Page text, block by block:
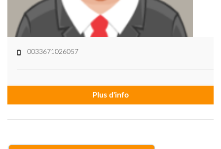
0033671026057
Plus d'info